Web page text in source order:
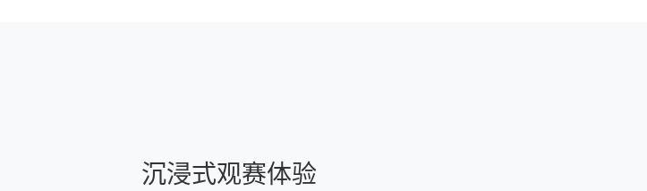
沉浸式观赛体验